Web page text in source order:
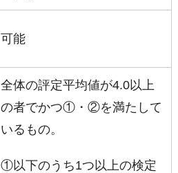
可能
全体の評定平均値が4.0以上
の者でかつ①・②を満たして
いるもの。
①以下のうち1つ以上の検定